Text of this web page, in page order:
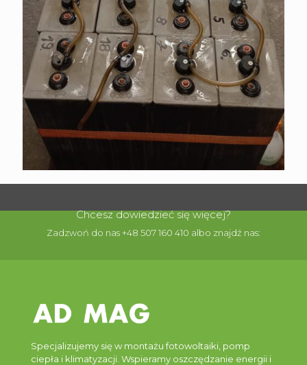
Chcesz dowiedzieć się więcej?
Zadzwoń do nas +48 507 160 410 albo znajdź nas:
Specjalizujemy się w montażu fotowoltaiki, pomp
ciepła i klimatyzacji. Wspieramy oszczędzanie energii i